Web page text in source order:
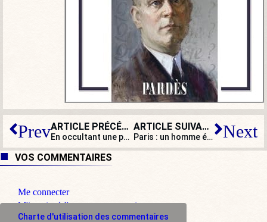
Prev ARTICLE PRÉCÉDENT
En occultant une partie de la réalité, Macron contribue à la destruction de la cohésion nationale
ARTICLE SUIVANT
Paris : un homme égorgé à la gare du Nord Next
VOS COMMENTAIRES
Me connecter
M'inscrire à l'espace commentaire
Charte d'utilisation des commentaires